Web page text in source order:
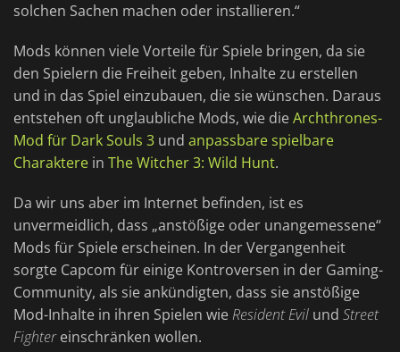
solchen Sachen machen oder installieren.“
Mods können viele Vorteile für Spiele bringen, da sie
den Spielern die Freiheit geben, Inhalte zu erstellen
und in das Spiel einzubauen, die sie wünschen. Daraus
entstehen oft unglaubliche Mods, wie dieArchthrones-
Mod für Dark Souls 3 und anpassbare spielbare
Charaktere in The Witcher 3: Wild Hunt.
Da wir uns aber im Internet befinden, ist es
unvermeidlich, dass „anstößige oder unangemessene“
Mods für Spiele erscheinen. In der Vergangenheit
sorgte Capcom für einige Kontroversen in der Gaming-
Community, als sie ankündigten, dass sie anstößige
Mod-Inhalte in ihren Spielen wieResident Evil und Street
Fightereinschränken wollen.